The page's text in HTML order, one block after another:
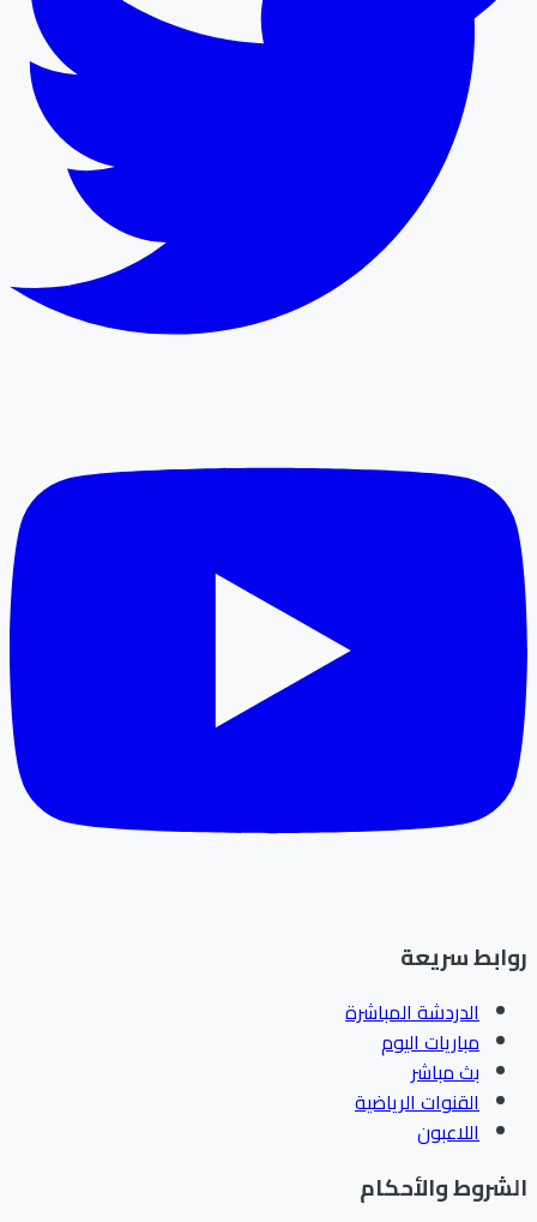
سريعة
الدردشة المباشرة
مباريات اليوم
بث مباشر
القنوات الرياضية
اللاعبون
والأحكام